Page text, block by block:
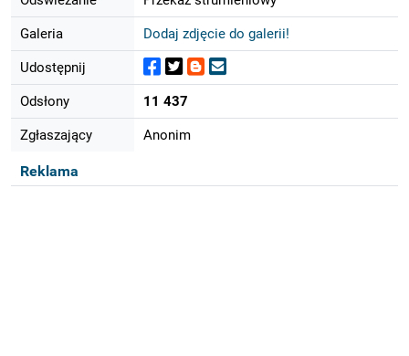
Galeria Dodaj zdjęcie do galerii!
Udostępnij
Odsłony 11 437
Zgłaszający Anonim
Reklama